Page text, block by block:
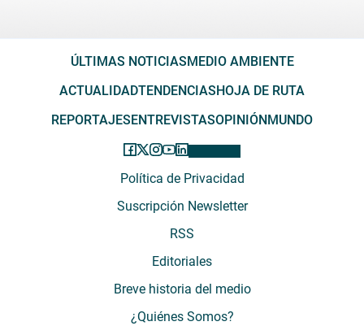
ÚLTIMAS NOTICIAS MEDIO AMBIENTE
ACTUALIDADTENDENCIAS HOJA DE RUTA
REPORTAJES ENTREVISTASOPINIÓN MUNDO
Política de Privacidad
Suscripción Newsletter
RSS
Editoriales
Breve historia del medio
¿Quiénes Somos?